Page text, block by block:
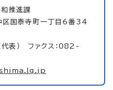
推進課
国泰寺町一丁目6番34
表） ファクス：082-